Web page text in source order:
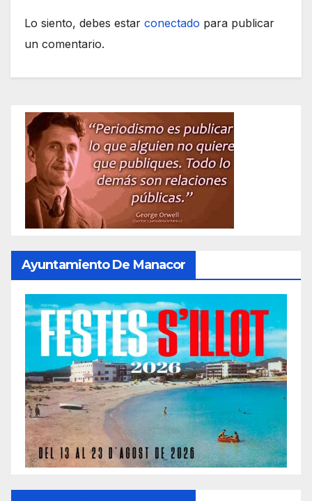
Lo siento, debes estar conectado para publicar
un comentario.
Ayuntamiento De Manacor